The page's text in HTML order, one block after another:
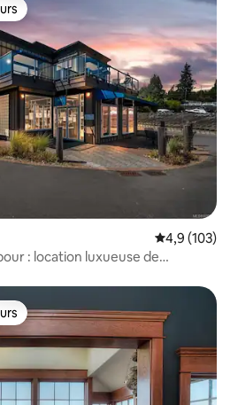
Évaluation
4,9 (103)
: location luxueuse de